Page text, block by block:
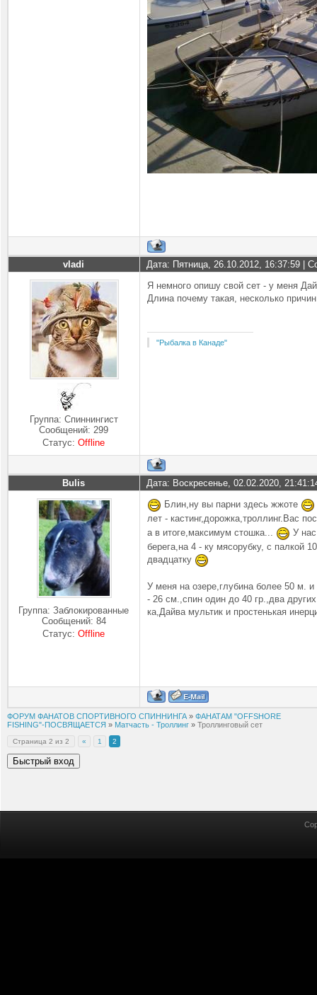
vladi Дата: Пятница, 26.10.2012, 16:37:59 |
Группа: Спиннингист
Сообщений:299
Статус:Offline
Я немного опишу свой сет - у меня
Длина почему такая, несколько
"Рыбалка в Канаде"
Bulis Дата: Воскресенье, 02.02.2020,
Группа: Заблокированные
Сообщений: 84
Статус:Offline
Блин,ну вы парни здесь жжоте
лет - кастинг,дорожка,троллинг.Вас
а в итоге,максимум стошка...
У
берега,на 4 - ку мясорубку, с палкой
двадцатку
У меня на озере,глубина более 50 м.
- 26 см.,спин один до 40 гр.,два
ка,Дайва мультик и простенькая
ФОРУМ ФАНАТОВ СПОРТИВНОГО СПИННИНГА » ФАНАТАМ "OFFSHORE
FISHING"-ПОСВЯЩАЕТСЯ » Матчасть - Троллинг » Троллинговый сет
Страница 2 из 2 « 1 2